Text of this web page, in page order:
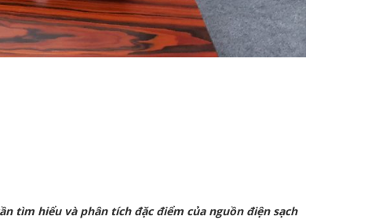
tìm hiểu và phân tích đặc điểm của nguồn điện sạch